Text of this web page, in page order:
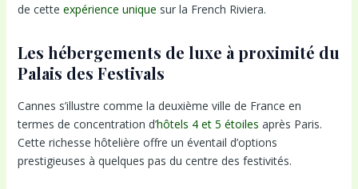
de cette expérience unique sur la French Riviera.
Les hébergements de luxe à proximité du
Palais des Festivals
Cannes s’illustre comme la deuxième ville de France en
termes de concentration d’hôtels 4 et 5 étoiles après Paris.
Cette richesse hôtelière offre un éventail d’options
prestigieuses à quelques pas du centre des festivités.